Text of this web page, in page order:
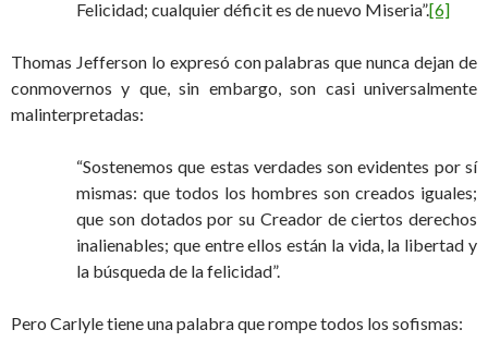
Felicidad; cualquier déficit es de nuevo Miseria”.[6]
Thomas Jefferson lo expresó con palabras que nunca dejan de
conmovernos y que, sin embargo, son casi universalmente
malinterpretadas:
“Sostenemos que estas verdades son evidentes por sí
mismas: que todos los hombres son creados iguales;
que son dotados por su Creador de ciertos derechos
inalienables; que entre ellos están la vida, la libertad y
la búsqueda de la felicidad”.
Pero Carlyle tiene una palabra que rompe todos los sofismas: